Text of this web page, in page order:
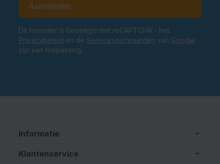
Aanmelden
Dit formulier is beveiligd met reCAPTCHA - het
Privacybeleid en de Servicevoorwaarden van Google
zijn van toepassing.
Informatie
Klantenservice